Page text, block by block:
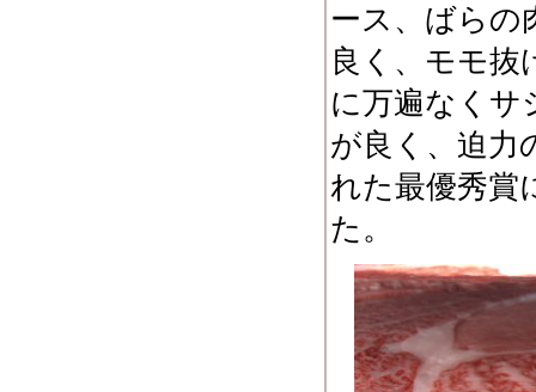
ース、ばらの
良く、モモ抜
に万遍なくサ
が良く、迫力
れた最優秀賞
た。